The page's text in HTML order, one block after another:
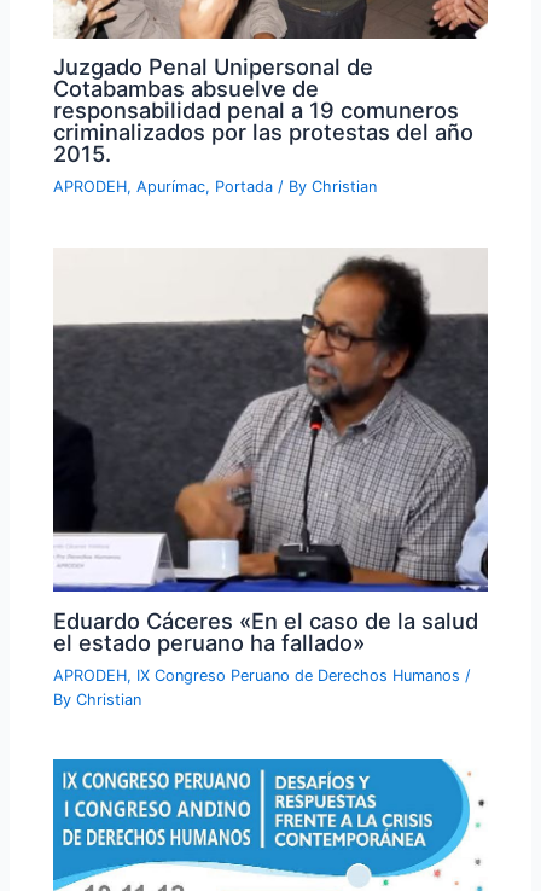
Juzgado Penal Unipersonal de
Cotabambas absuelve de
responsabilidad penal a 19 comuneros
criminalizados por las protestas del año
2015.
APRODEH,Apurímac, Portada / ByChristian
Eduardo Cáceres «En el caso de la salud
el estado peruano ha fallado»
APRODEH, IX Congreso Peruano de Derechos Humanos /
ByChristian